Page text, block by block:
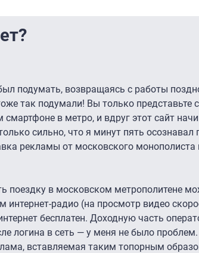
подумать, возвращаясь с работы
так подумали! Вы только представьте
в метро, и вдруг этот сайт
сильно, что я минут пять
рекламы от московского монополиста
поездку в московском метрополитене
радио (на просмотр видео
бесплатен. Доходную часть
логина в сеть — у меня не было
вставляемая таким топорным